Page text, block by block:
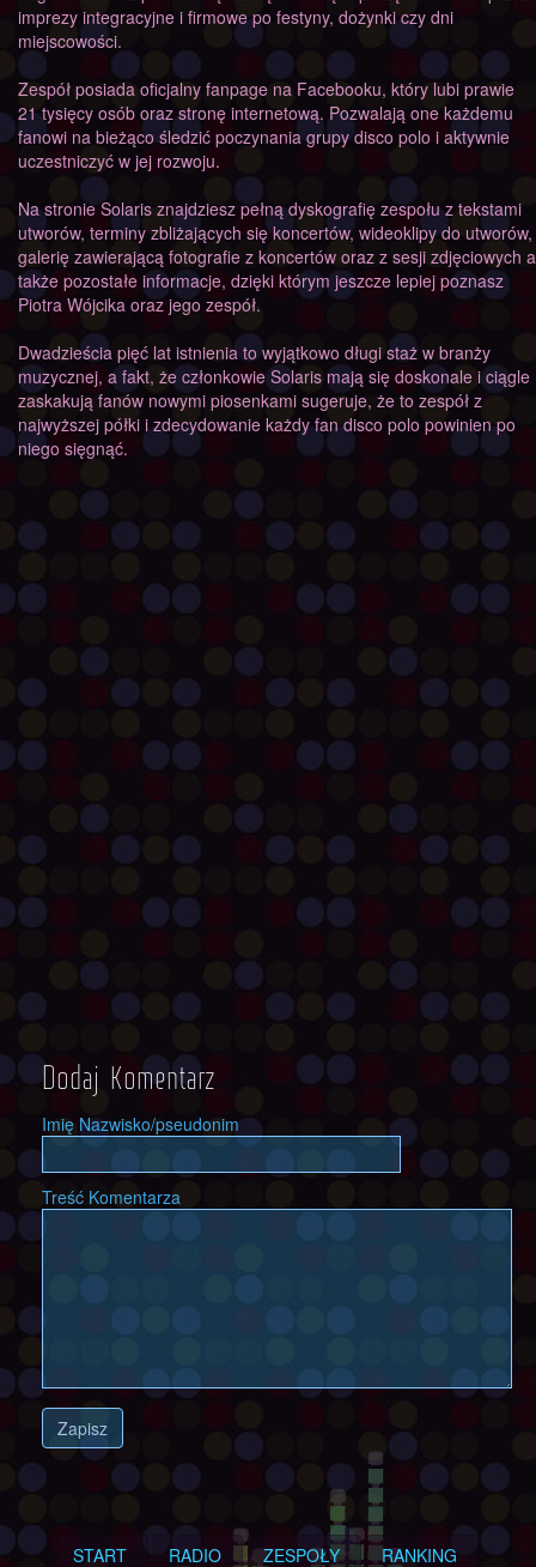
imprezy integracyjne i firmowe po festyny, dożynki czy dni
miejscowości.
Zespół posiada oficjalny fanpage na Facebooku, który lubi prawie
21 tysięcy osób oraz stronę internetową. Pozwalają one każdemu
fanowi na bieżąco śledzić poczynania grupy disco polo i aktywnie
uczestniczyć w jej rozwoju.
Na stronie Solaris znajdziesz pełną dyskografię zespołu z tekstami
utworów, terminy zbliżających się koncertów, wideoklipy do utworów,
galerię zawierającą fotografie z koncertów oraz z sesji zdjęciowych a
także pozostałe informacje, dzięki którym jeszcze lepiej poznasz
Piotra Wójcika oraz jego zespół.
Dwadzieścia pięć lat istnienia to wyjątkowo długi staż w branży
muzycznej, a fakt, że członkowie Solaris mają się doskonale i ciągle
zaskakują fanów nowymi piosenkami sugeruje, że to zespół z
najwyższej półki i zdecydowanie każdy fan disco polo powinien po
niego sięgnąć.
Dodaj Komentarz
Imię Nazwisko/pseudonim
Treść Komentarza
Zapisz
START RADIO ZESPOŁY RANKING